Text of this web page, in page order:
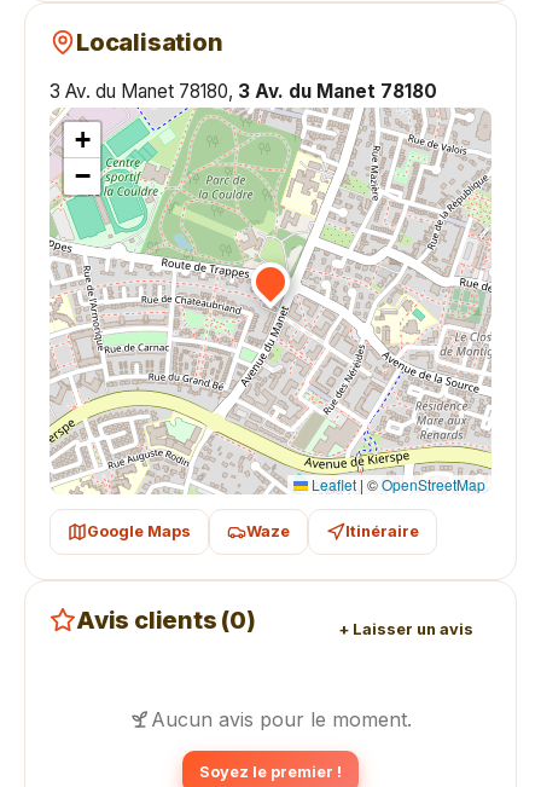
Localisation
3 Av. du Manet 78180, 3 Av. du Manet 78180
+
−
Leaflet | ©OpenStreetMap
Google Maps Waze Itinéraire
Avis clients (0) + Laisser un avis
Aucun avis pour le moment.
Soyez le premier !